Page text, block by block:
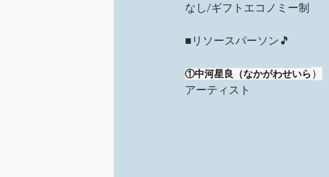
なし/ギフトエコノミー制
■リソースパーソン🎵
①中河星良（なかがわせいら ）
アーティスト